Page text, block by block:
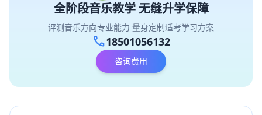
全阶段音乐教学 无缝升学保障
评测音乐方向专业能力 量身定制适考学习方案
call18501056132
咨询费用